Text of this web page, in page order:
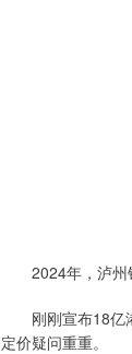
2024年，泸州银
刚刚宣布18亿港
定价疑问重重。